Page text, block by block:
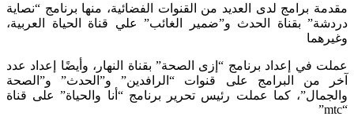
مقدمة برامج لدى العديد من القنوات الفضائية، منها برنامج “نصاية
دردشة” بقناة الحدث و”ضمير الغائب” علي قناة الحياة العربية،
وغيرهما
عملت في إعداد برنامج “إزى الصحة” بقناة النهار، وأيضًا إعداد عدد
آخر من البرامج على قنوات “الرافدين” و”الحدث” و”الصحة
والجمال”، كما عملت رئيس تحرير برنامج “أنا والحياة” على قناة
“mtc”